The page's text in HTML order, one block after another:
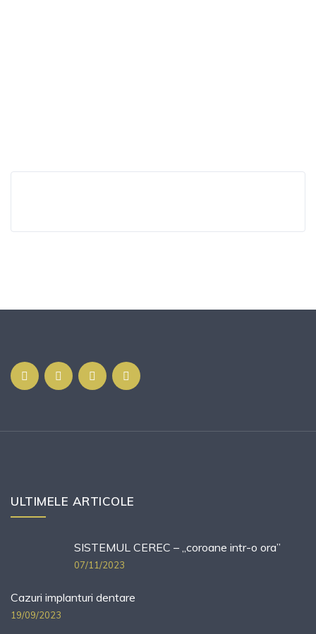
ULTIMELE ARTICOLE
SISTEMUL CEREC – „coroane intr-o ora”
07/11/2023
Cazuri implanturi dentare
19/09/2023